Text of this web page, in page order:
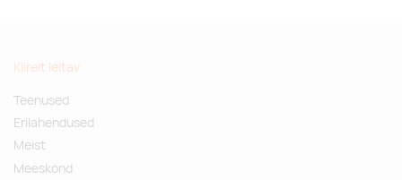
Kiirelt leitav
Teenused
Erilahendused
Meist
Meeskond